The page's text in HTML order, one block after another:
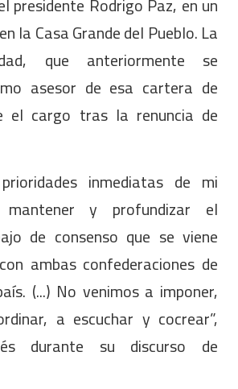
la Casa Grande del Pueblo. La
que anteriormente se
asesor de esa cartera de
el cargo tras la renuncia de
inmediatas de mi
y profundizar el
de consenso que se viene
ambas confederaciones de
(...) No venimos a imponer,
a escuchar y cocrear”,
durante su discurso de